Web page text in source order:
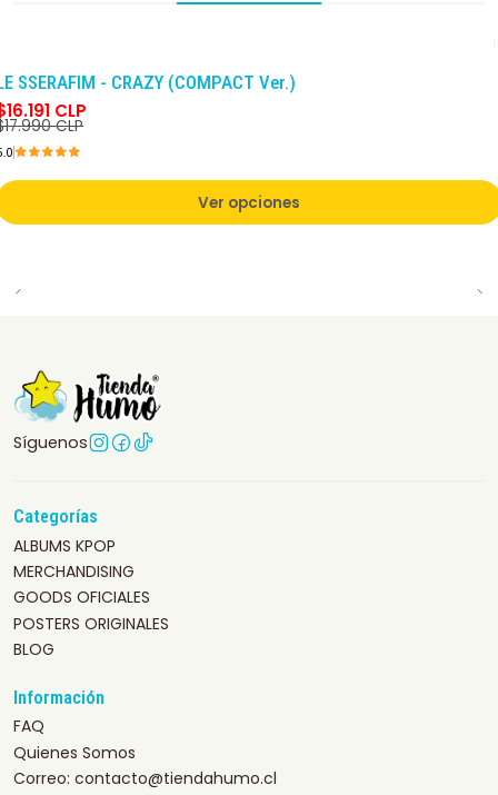
SSERAFIM - CRAZY (COMPACT Ver.)
CLP
CLP
Ver opciones
Síguenos
Categorías
ALBUMS KPOP
MERCHANDISING
GOODS OFICIALES
POSTERS ORIGINALES
BLOG
Información
FAQ
Quienes Somos
Correo: contacto@tiendahumo.cl